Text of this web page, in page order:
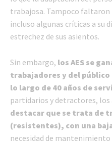
trabajosa. Tampoco
incluso algunas críticas a su
estrechez de sus asientos.
Sin embargo, los AES se
trabajadores y del público
lo largo de 40 años de
partidarios y detractores,
destacar que se trata de
(resistentes), con una
necesidad de